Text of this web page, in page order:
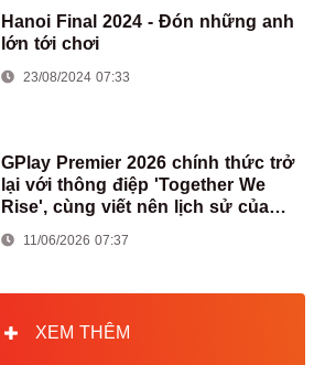
Hanoi Final 2024 - Đón những anh
lớn tới chơi
23/08/2024 07:33
GPlay Premier 2026 chính thức trở
lại với thông điệp 'Together We
Rise', cùng viết nên lịch sử của
Counter-Strike Việt Nam
11/06/2026 07:37
XEM THÊM